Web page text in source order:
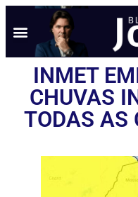
INMET
CHUVAS
TODAS AS